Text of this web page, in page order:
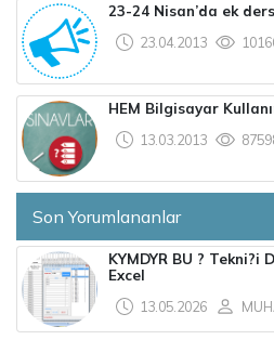
23-24 Nisan’da ek
23.04.2013
HEM Bilgisayar
13.03.2013
Son Yorumlananlar
KYMDYR BU ?
Excel
13.05.2026